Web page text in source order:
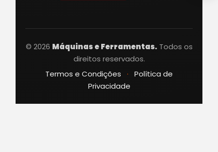
© 2026 Máquinas e Ferramentas.Todos os
direitos reservados.
Termos e Condições
·
Política de
Privacidade